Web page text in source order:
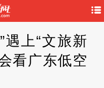
遇上“文旅新
看广东低空